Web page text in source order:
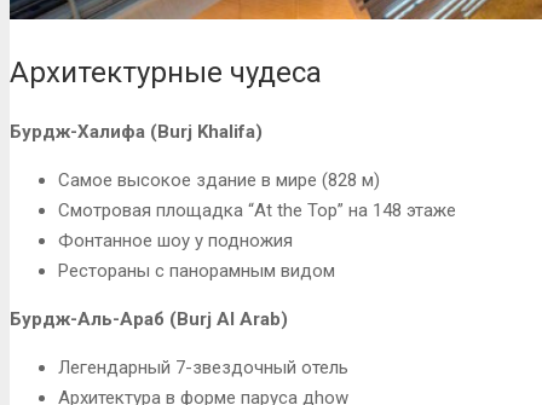
Архитектурные чудеса
Бурдж-Халифа (Burj Khalifa)
Самое высокое здание в мире (828 м)
Смотровая площадка “At the Top” на 148 этаже
Фонтанное шоу у подножия
Рестораны с панорамным видом
Бурдж-Аль-Араб (Burj Al Arab)
Легендарный 7-звездочный отель
Архитектура в форме паруса дhow